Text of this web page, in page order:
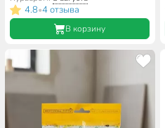
4.8•4 отзыва
В корзину